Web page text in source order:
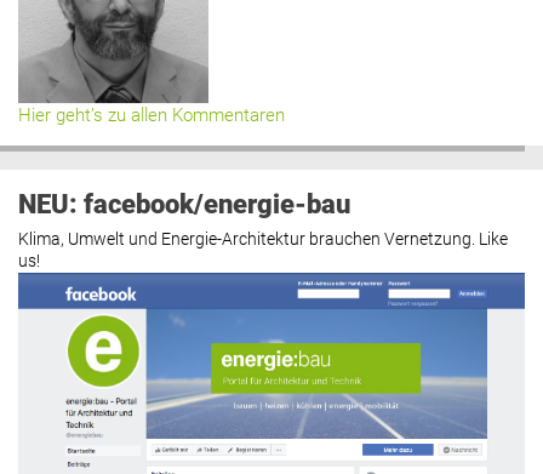
Hier geht’s zu allen Kommentaren
NEU: facebook/energie-bau
Klima, Umwelt und Energie-Architektur brauchen Vernetzung. Like
us!